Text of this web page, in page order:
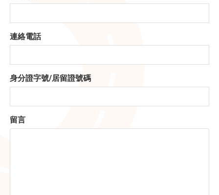
連絡電話
身分證字號/居留證號碼
留言